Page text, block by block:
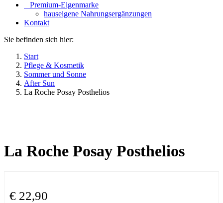
⠀​Premium-Eigenmarke
hauseigene Nahrungsergänzungen
Kontakt
Sie befinden sich hier:
Start
Pflege & Kosmetik
Sommer und Sonne
After Sun
La Roche Posay Posthelios
La Roche Posay Posthelios
€ 22,90